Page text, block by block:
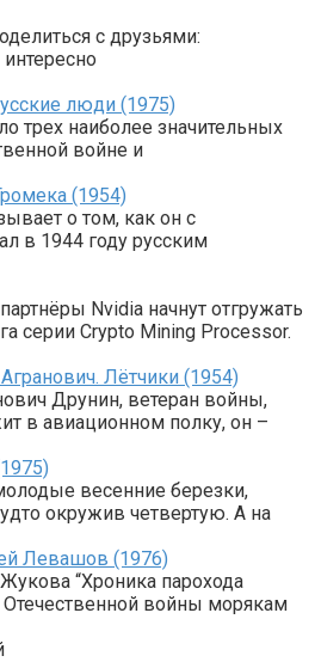
с друзьями:
люди (1975)
трех наиболее значительных
войне и
(1954)
о том, как он с
в 1944 году русским
Nvidia начнут отгружать
серии Crypto Mining Processor.
Лётчики (1954)
Друнин, ветеран войны,
в авиационном полку, он –
весенние березки,
окружив четвертую. А на
Левашов (1976)
“Хроника парохода
Отечественной войны морякам